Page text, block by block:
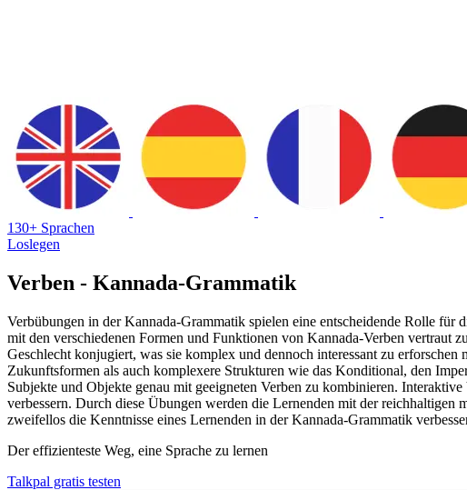
130+ Sprachen
Loslegen
Verben - Kannada-Grammatik
Verbübungen in der Kannada-Grammatik spielen eine entscheidende Rolle für
mit den verschiedenen Formen und Funktionen von Kannada-Verben vertraut
Geschlecht konjugiert, was sie komplex und dennoch interessant zu
Zukunftsformen als auch komplexere Strukturen wie das Konditional, den
Subjekte und Objekte genau mit geeigneten Verben zu kombinieren.
verbessern. Durch diese Übungen werden die Lernenden mit der
zweifellos die Kenntnisse eines Lernenden in der Kannada-Grammatik
Der effizienteste Weg, eine Sprache zu lernen
Talkpal gratis testen